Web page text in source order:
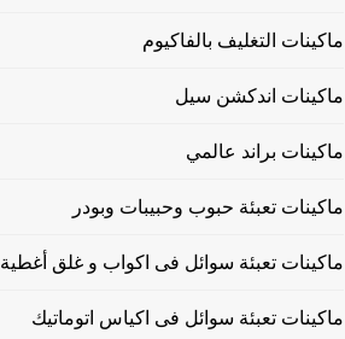
ماكينات التغليف بالفاكيوم
ماكينات اندكشن سيل
ماكينات براند عالمي
ماكينات تعبئة حبوب وحبيبات وبودر
ماكينات تعبئة سوائل فى اكواب و غلق أغطية
ماكينات تعبئة سوائل فى اكياس اتوماتيك